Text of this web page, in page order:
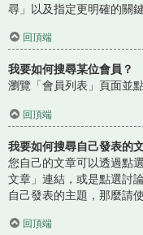
尋」以及指定更明確的關
回頂端
我要如何搜尋某位會員？
瀏覽「會員列表」頁面並
回頂端
我要如何搜尋自己發表的
您自己的文章可以透過點
文章」連結，或是點選討
自己發表的主題，那麼請
回頂端